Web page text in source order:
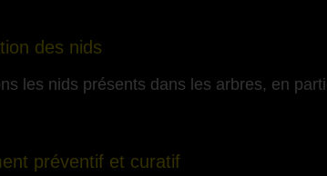
des nids
les nids présents dans les arbres, en
préventif et curatif